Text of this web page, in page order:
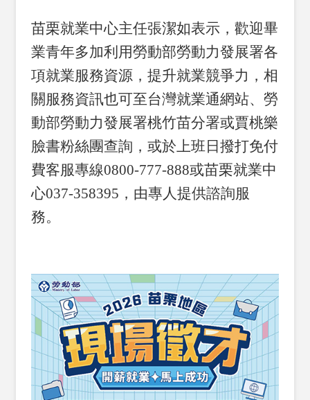
苗栗就業中心主任張潔如表示，歡迎畢
業青年多加利用勞動部勞動力發展署各
項就業服務資源，提升就業競爭力，相
關服務資訊也可至台灣就業通網站、勞
動部勞動力發展署桃竹苗分署或賈桃樂
臉書粉絲團查詢，或於上班日撥打免付
費客服專線0800-777-888或苗栗就業中
心037-358395，由專人提供諮詢服
務。